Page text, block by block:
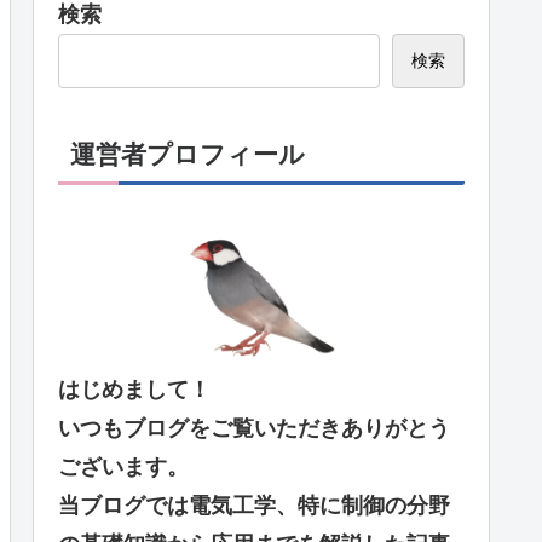
検索
検索
運営者プロフィール
はじめまして！
いつもブログをご覧いただきありがとう
ございます。
当ブログでは電気工学、特に制御の分野